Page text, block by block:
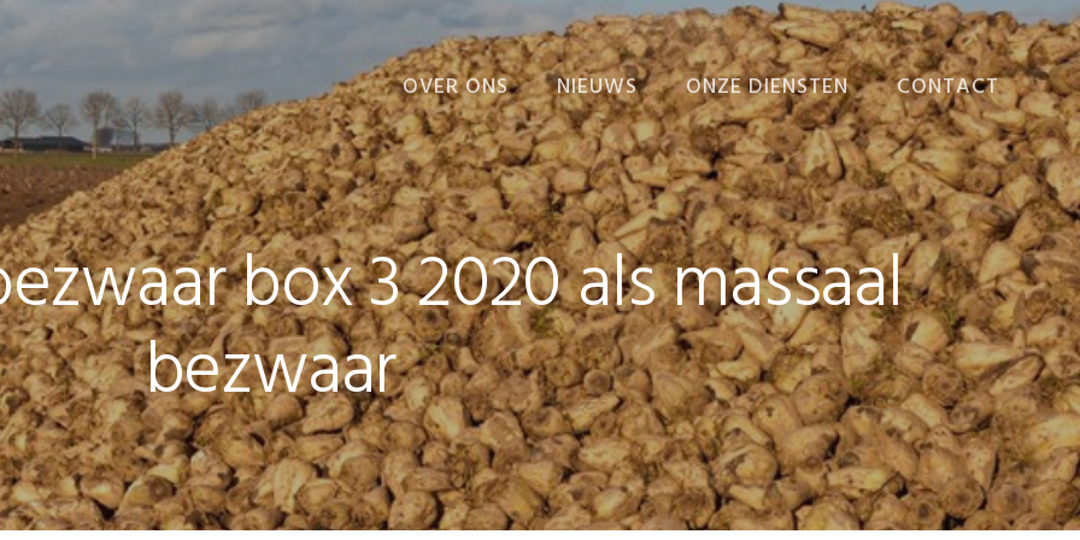
OVER ONS
VOORDELEN
NIEUWS
NIEUWS
EINDEJAARSNIEUWSBRIEF
ONZE DIENSTEN
ADMINISTRATIE
VERZORGEN
ADMINISTRATIEVE
ORGANISATIE EN
INTERNE BEHEERSING
BEDRIJFSECONOMISCH
ADVIES
FISCALE AANGIFTEN
EN ADVIEZEN
FISCAAL-FINANCIËLE
PLANNING
RAPPORTEN
CONTACT
box 3 2020 als massaal
bezwaar